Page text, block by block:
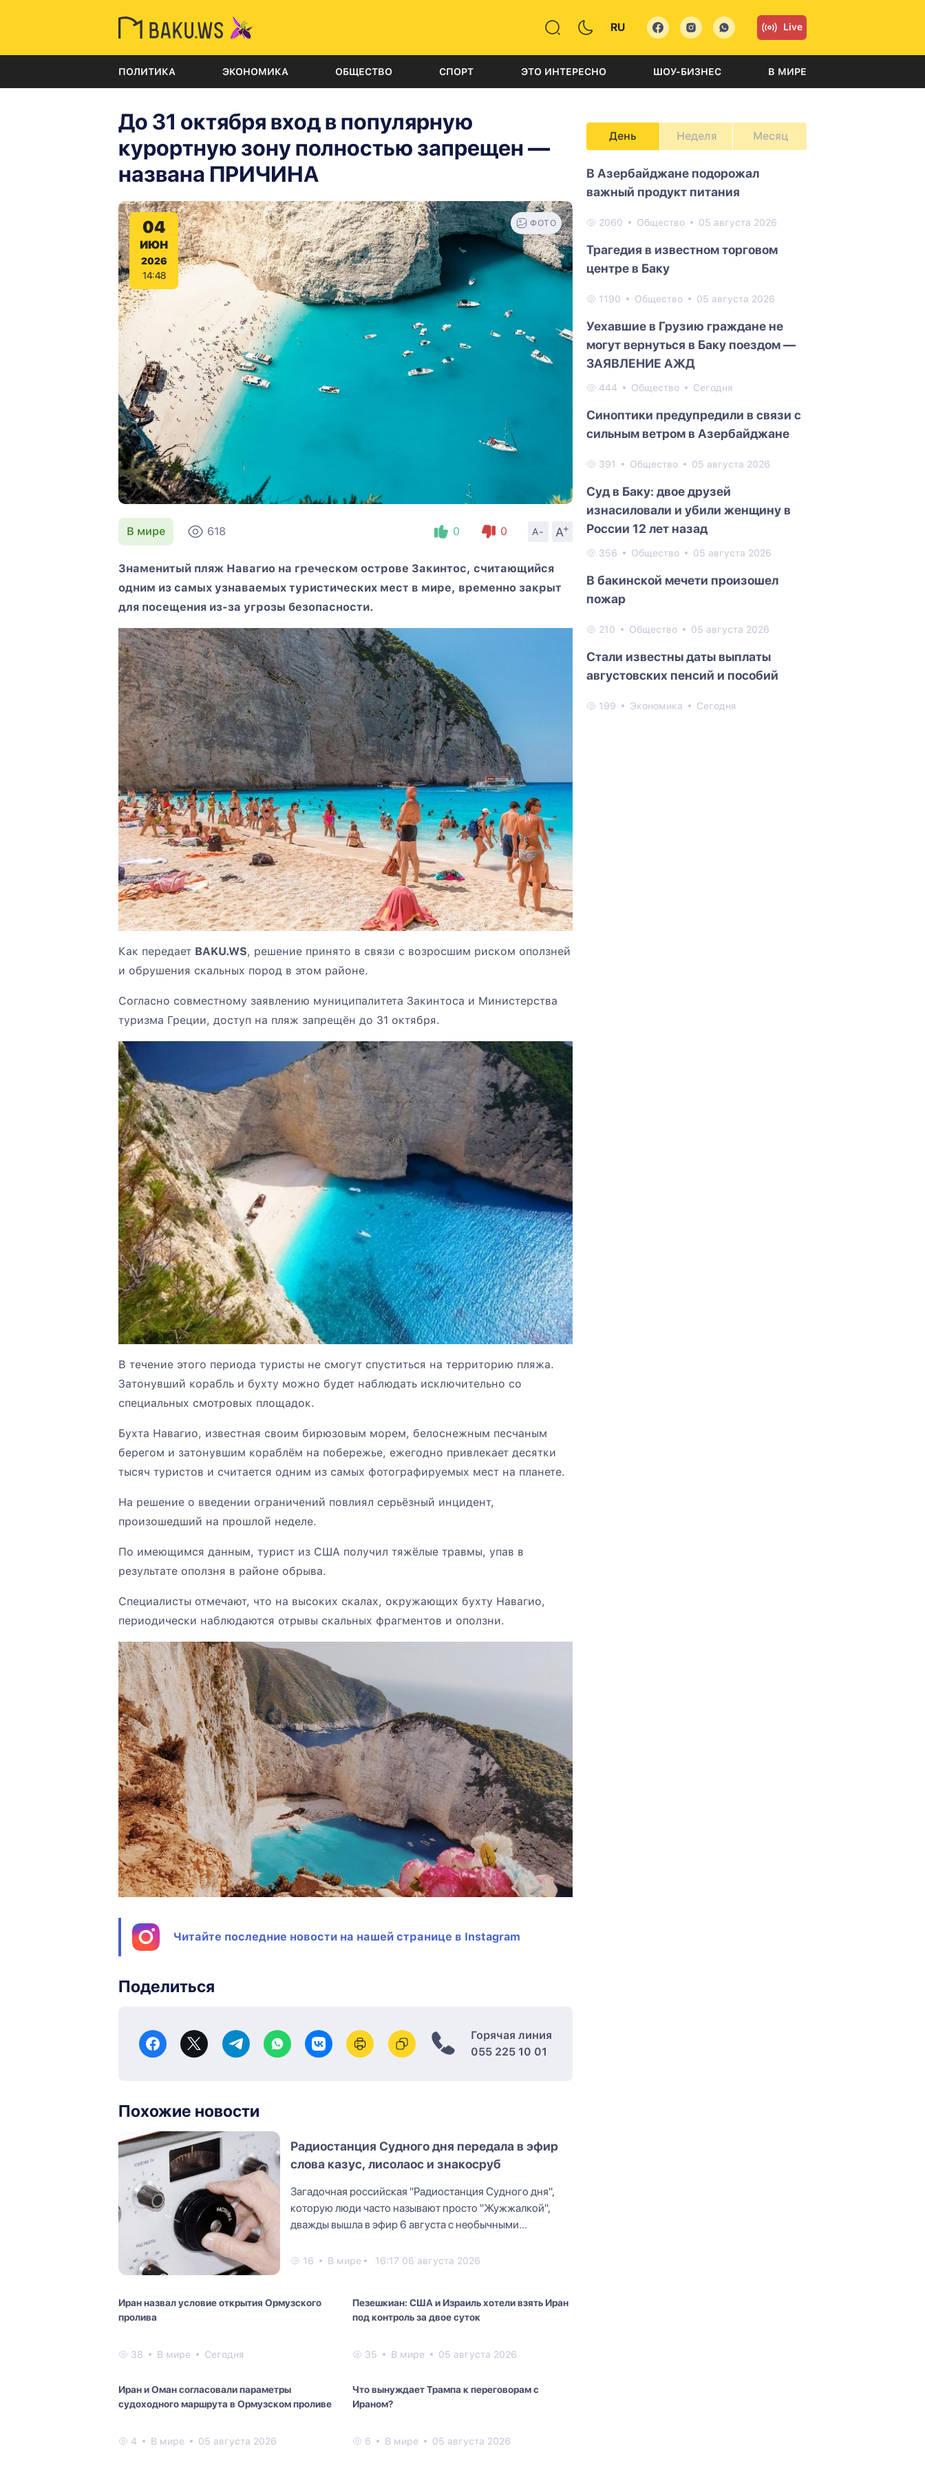
RU Live
ПОЛИТИКА ЭКОНОМИКА ОБЩЕСТВО СПОРТ ЭТО ИНТЕРЕСНО ШОУ-БИЗНЕС В МИРЕ
До 31 октября вход в популярную
курортную зону полностью запрещен —
названа ПРИЧИНА
04
ИЮН
2026
14:48
ФОТО
В мире 618 0 0 A- A
+
Знаменитый пляж Навагио на греческом острове Закинтос, считающийся
одним из самых узнаваемых туристических мест в мире, временно закрыт
для посещения из-за угрозы безопасности.
Как передает BAKU.WS, решение принято в связи с возросшим риском оползней
и обрушения скальных пород в этом районе.
Согласно совместному заявлению муниципалитета Закинтоса и Министерства
туризма Греции, доступ на пляж запрещён до 31 октября.
В течение этого периода туристы не смогут спуститься на территорию пляжа.
Затонувший корабль и бухту можно будет наблюдать исключительно со
специальных смотровых площадок.
Бухта Навагио, известная своим бирюзовым морем, белоснежным песчаным
берегом и затонувшим кораблём на побережье, ежегодно привлекает десятки
тысяч туристов и считается одним из самых фотографируемых мест на планете.
На решение о введении ограничений повлиял серьёзный инцидент,
произошедший на прошлой неделе.
По имеющимся данным, турист из США получил тяжёлые травмы, упав в
результате оползня в районе обрыва.
Специалисты отмечают, что на высоких скалах, окружающих бухту Навагио,
периодически наблюдаются отрывы скальных фрагментов и оползни.
Читайте последние новости на нашей странице в Instagram
Поделиться
Горячая линия
055 225 10 01
Похожие новости
Радиостанция Судного дня передала в эфир
слова казус, лисолаос и знакосруб
Загадочная российская "Радиостанция Судного дня",
которую люди часто называют просто "Жужжалкой",
дважды вышла в эфир 6 августа с необычными
16 В мире 16:17 06 августа 2026
Иран назвал условие открытия Ормузского
пролива
38 В мире Сегодня
Пезешкиан: США и Израиль хотели взять Иран
под контроль за двое суток
35 В мире 05 августа 2026
Иран и Оман согласовали параметры
судоходного маршрута в Ормузском проливе
4 В мире 05 августа 2026
Что вынуждает Трампа к переговорам с
Ираном?
6 В мире 05 августа 2026
День Неделя Месяц
В Азербайджане подорожал
важный продукт питания
2060 Общество 05 августа 2026
Трагедия в известном торговом
центре в Баку
1190 Общество 05 августа 2026
Уехавшие в Грузию граждане не
могут вернуться в Баку поездом —
ЗАЯВЛЕНИЕ АЖД
444 Общество Сегодня
Синоптики предупредили в связи с
сильным ветром в Азербайджане
391 Общество 05 августа 2026
Суд в Баку: двое друзей
изнасиловали и убили женщину в
России 12 лет назад
356 Общество 05 августа 2026
В бакинской мечети произошел
пожар
210 Общество 05 августа 2026
Стали известны даты выплаты
августовских пенсий и пособий
199 Экономика Сегодня